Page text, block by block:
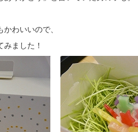
わいいので、
ました！